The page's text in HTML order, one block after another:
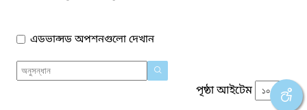
এডভান্সড অপশনগুলো দেখান
পৃষ্ঠা আইটেম